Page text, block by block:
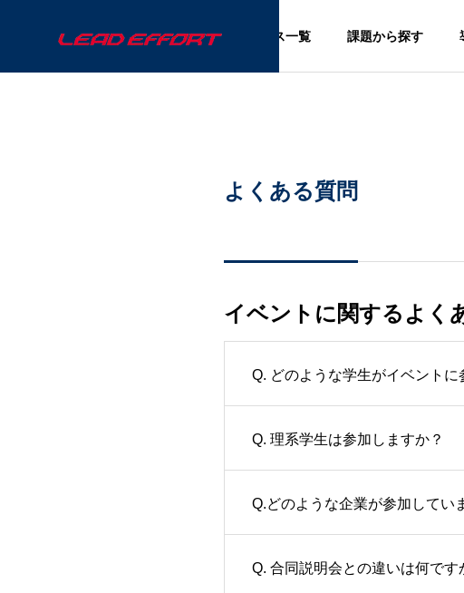
サービス一覧 課題から探す
「知るほど魅力的」 地方国公
と、いま注目すべき理由
イベントで会社
視点
よくある質問
イベントに関するよく
Q. どのような学生がイベントに
Q. 理系学生は参加しますか？
Q.どのような企業が参加してい
Q. 合同説明会との違いは何です